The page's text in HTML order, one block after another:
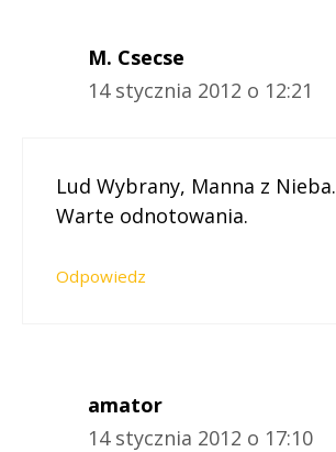
M. Csecse
14 stycznia 2012 o 12:21
Lud Wybrany, Manna z Nieba.
Warte odnotowania.
Odpowiedz
amator
14 stycznia 2012 o 17:10